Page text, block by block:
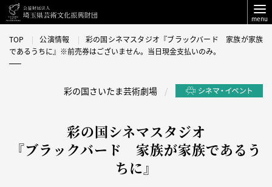
menu
TOP 公演情報
彩の国シネマスタジオ『ブラックバード 家族が家族
であるうちに』※前売券はございません。当日現金支払いのみ。
彩の国さいたま芸術劇場
彩の国シネマスタジオ
『ブラックバード 家族が家族であるう
ちに』